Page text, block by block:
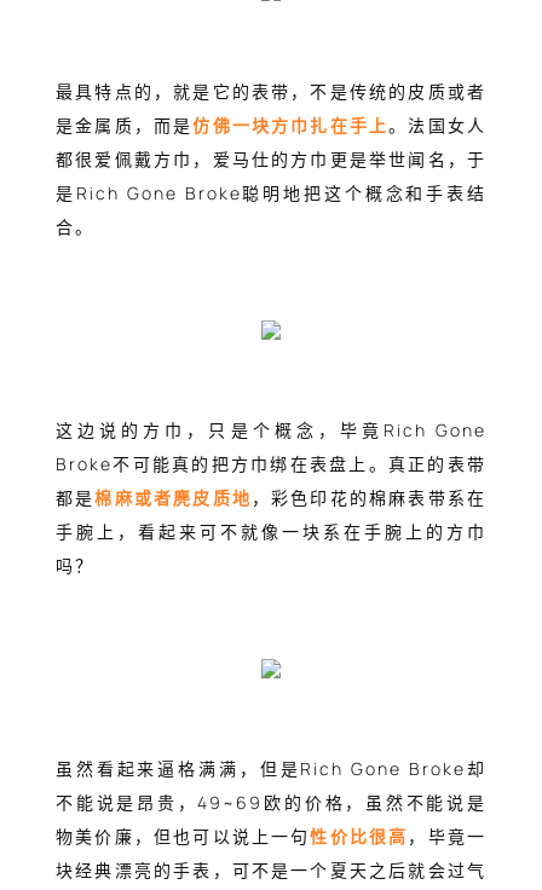
最具特点的，就是它的表带，不是传统的皮质或者
是金属质，而是仿佛一块方巾扎在手上。法国女人
都很爱佩戴方巾，爱马仕的方巾更是举世闻名，于
是Rich Gone Broke聪明地把这个概念和手表结
合。
这边说的方巾，只是个概念，毕竟Rich Gone
Broke不可能真的把方巾绑在表盘上。真正的表带
都是棉麻或者麂皮质地 ，彩色印花的棉麻表带系在
手腕上，看起来可不就像一块系在手腕上的方巾
吗？
虽然看起来逼格满满，但是Rich Gone Broke却
不能说是昂贵，49~69欧的价格，虽然不能说是
物美价廉，但也可以说上一句性价比很高 ，毕竟一
块经典漂亮的手表，可不是一个夏天之后就会过气